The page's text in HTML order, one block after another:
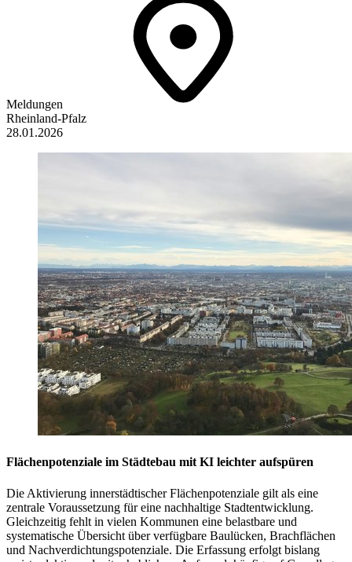
Meldungen
Rheinland-Pfalz
28.01.2026
Flächenpotenziale im Städtebau mit KI leichter aufspüren
Die Aktivierung innerstädtischer Flächenpotenziale gilt als eine
zentrale Voraussetzung für eine nachhaltige Stadtentwicklung.
Gleichzeitig fehlt in vielen Kommunen eine belastbare und
systematische Übersicht über verfügbare Baulücken, Brachflächen
und Nachverdichtungspotenziale. Die Erfassung erfolgt bislang